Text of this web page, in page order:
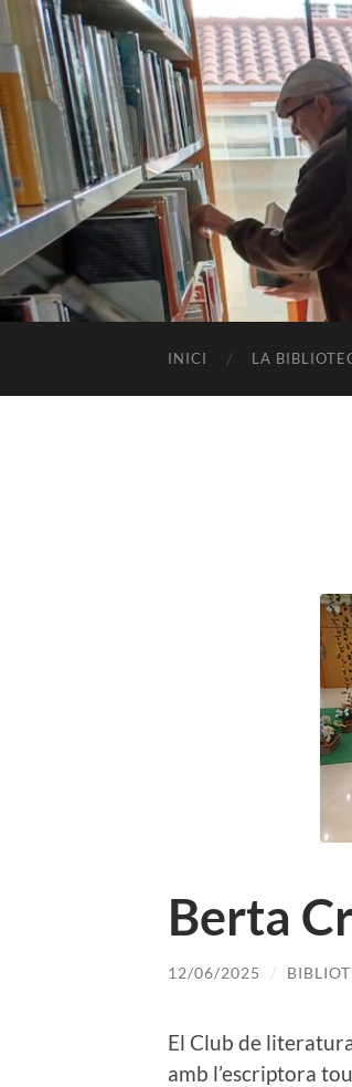
INICI LA
Berta
12/06/2025 /
El Club de
amb l’escriptora